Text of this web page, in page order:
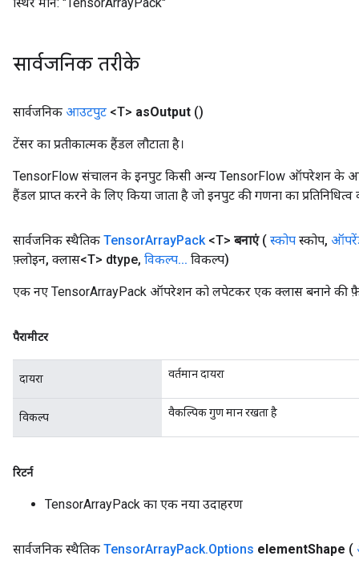
सार्वजनिक तरीके
सार्वजनिक आउटपुट <T> asOutput ()
टेंसर का प्रतीकात्मक हैंडल लौटाता है।
TensorFlow संचालन के इनपुट किसी अन्य TensorFlow ऑपरेशन के
हैंडल प्राप्त करने के लिए किया जाता है जो इनपुट की गणना का प्रतिनिधित्व
सार्वजनिक स्थैतिक TensorArrayPack<T> बनाएं ( स्कोप स्कोप,
फ़्लोइन, क्लास<T> dtype, विकल्प... विकल्प)
एक नए TensorArrayPack ऑपरेशन को लपेटकर एक क्लास बनाने की
पैरामीटर
दायरा वर्तमान दायरा
विकल्प वैकल्पिक गुण मान रखता है
रिटर्न
TensorArrayPack का एक नया उदाहरण
सार्वजनिक स्थैतिक TensorArrayPack.Options elementShape (